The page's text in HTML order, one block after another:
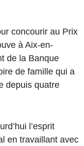
concourir au Prix
à Aix-en-
de la Banque
de famille qui a
depuis quatre
l’esprit
en travaillant avec